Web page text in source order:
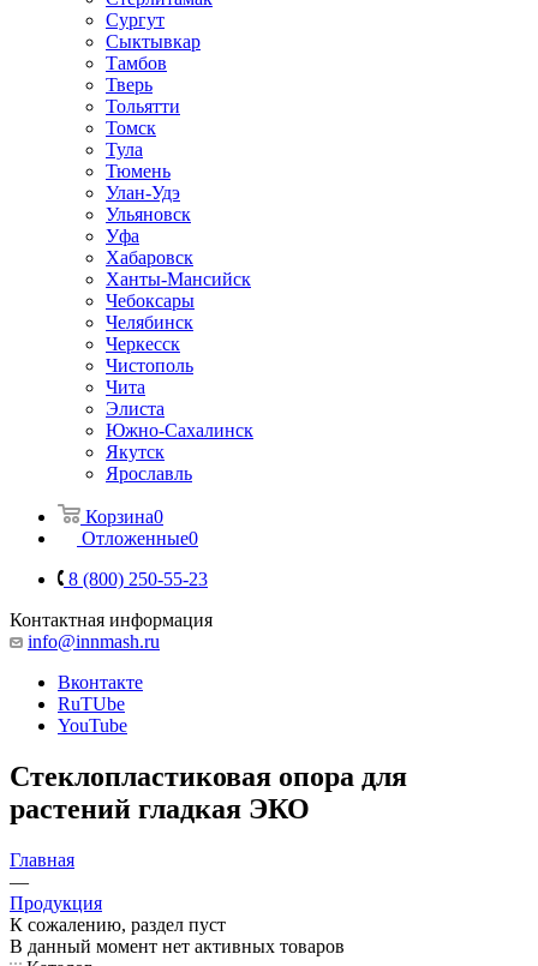
Сургут
Сыктывкар
Тамбов
Тверь
Тольятти
Томск
Тула
Тюмень
Улан-Удэ
Ульяновск
Уфа
Хабаровск
Ханты-Мансийск
Чебоксары
Челябинск
Черкесск
Чистополь
Чита
Элиста
Южно-Сахалинск
Якутск
Ярославль
Корзина0
Отложенные0
8 (800) 250-55-23
Контактная информация
info@innmash.ru
Вконтакте
RuTUbe
YouTube
Стеклопластиковая опора для
растений гладкая ЭКО
Главная
—
Продукция
К сожалению, раздел пуст
В данный момент нет активных товаров